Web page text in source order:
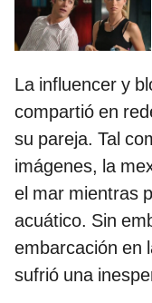
La influencer y
compartió en
su pareja. Tal
imágenes, la
el mar mientras
acuático. Sin
embarcación en
sufrió una